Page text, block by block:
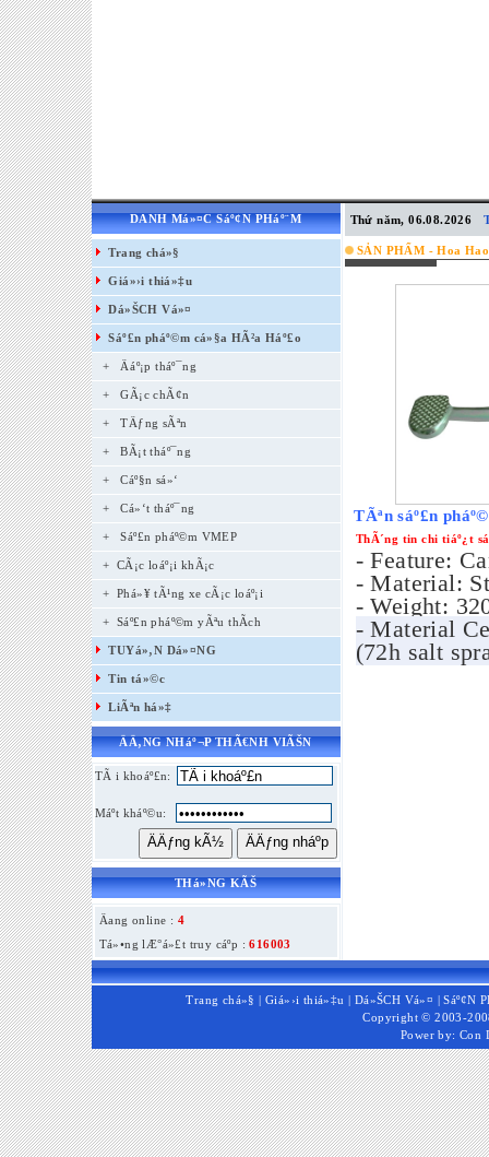
DANH Má»¤C Sáº¢N PHáº¨M
Trang chá»§
Giá»›i thiá»‡u
Dá»ŠCH Vá»¤
Sáº£n pháº©m cá»§a HÃ²a Háº£o
+ Äáº¡p tháº¯ng
+GÃ¡c chÃ¢n
+TÄƒng sÃªn
+BÃ¡t tháº¯ng
+Cáº§n sá»‘
+Cá»‘t tháº¯ng
+Sáº£n pháº©m VMEP
+ CÃ¡c loáº¡i khÃ¡c
+ Phá»¥ tÃ¹ng xe cÃ¡c loáº¡i
+ Sáº£n pháº©m yÃªu thÃ­ch
TUYá»‚N Dá»¤NG
Tin tá»©c
LiÃªn há»‡
ÄÄ‚NG NHáº¬P THÃ€NH VIÃŠN
TÃ i khoáº£n:
Máº­t kháº©u:
THá»NG KÃŠ
Äang online : 4
Tá»•ng lÆ°á»£t truy cáº­p :616003
Thứ năm, 06.08.2026
SẢN PHẨM - Hoa
TÃªn sáº£n
ThÃ´ng tin chi tiáº¿t
- Feature:
- Material:
- Weight:
- Material
(72h salt
Trang chá»§ |Giá»›i thiá»‡u | Dá»ŠCH Vá»¤ |Sáº¢N
Copyright © 2003-
Power by: Con